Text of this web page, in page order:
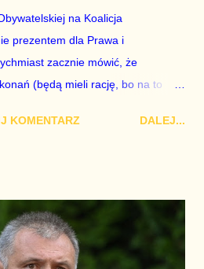
na Koalicja
prezentem dla Prawa i
zacznie mówić, że
(będą mieli rację, bo na to
przecież partie Nowackiej i
Kaczyński nigdy nie zrezygnował
to bandziory i złodzieje.
KOMENTARZ DALEJ...